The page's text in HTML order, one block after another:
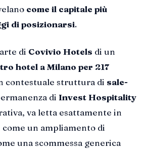
come il capitale più
di posizionarsi.
di Covivio Hotels di un
hotel a Milano per 217
contestuale struttura di sale-
di Invest Hospitality
va letta esattamente in
come un ampliamento di
una scommessa generica